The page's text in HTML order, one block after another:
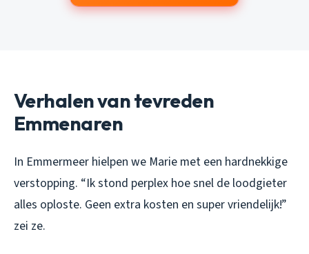
Verhalen van tevreden
Emmenaren
In Emmermeer hielpen we Marie met een hardnekkige
verstopping. “Ik stond perplex hoe snel de loodgieter
alles oploste. Geen extra kosten en super vriendelijk!”
zei ze.